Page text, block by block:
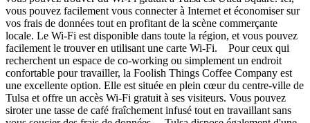
vous pouvez facilement vous connecter à Internet et économiser sur
vos frais de données tout en profitant de la scène commerçante
locale. Le Wi-Fi est disponible dans toute la région, et vous pouvez
facilement le trouver en utilisant une carte Wi-Fi. Pour ceux qui
recherchent un espace de co-working ou simplement un endroit
confortable pour travailler, la Foolish Things Coffee Company est
une excellente option. Elle est située en plein cœur du centre-ville de
Tulsa et offre un accès Wi-Fi gratuit à ses visiteurs. Vous pouvez
siroter une tasse de café fraîchement infusé tout en travaillant sans